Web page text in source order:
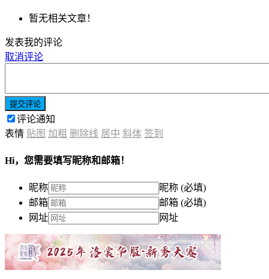
暂无相关文章！
发表我的评论
取消评论
提交评论
评论通知
表情 贴图 加粗 删除线 居中 斜体 签到
Hi，您需要填写昵称和邮箱！
昵称
昵称 (必填)
邮箱
邮箱 (必填)
网址
网址